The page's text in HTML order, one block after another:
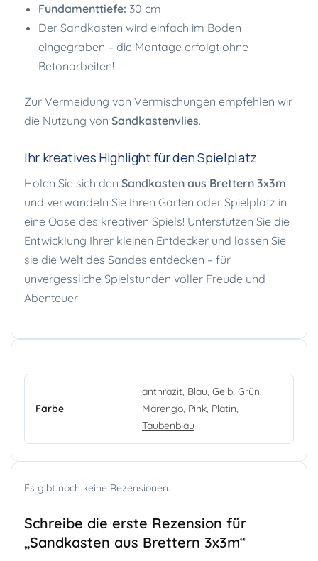
Fundamenttiefe: 30 cm
Der Sandkasten wird einfach im Boden
eingegraben – die Montage erfolgt ohne
Betonarbeiten!
Zur Vermeidung von Vermischungen empfehlen wir
die Nutzung von Sandkastenvlies.
Ihr kreatives Highlight für den Spielplatz
Holen Sie sich den Sandkasten aus Brettern 3x3m
und verwandeln Sie Ihren Garten oder Spielplatz in
eine Oase des kreativen Spiels! Unterstützen Sie die
Entwicklung Ihrer kleinen Entdecker und lassen Sie
sie die Welt des Sandes entdecken – für
unvergessliche Spielstunden voller Freude und
Abenteuer!
Farbe
anthrazit, Blau, Gelb, Grün,
Marengo, Pink, Platin,
Taubenblau
Es gibt noch keine Rezensionen.
Schreibe die erste Rezension für
„Sandkasten aus Brettern 3x3m“